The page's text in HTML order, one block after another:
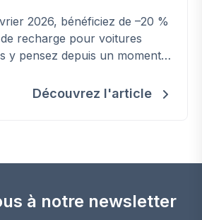
2026, bénéficiez de –20 %
recharge pour voitures
y pensez depuis un moment ?
Découvrez l'article
à notre newsletter